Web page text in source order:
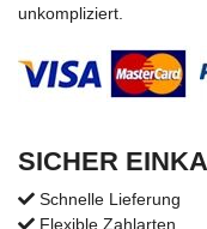
unkompliziert.
SICHER
Schnelle Lieferung
Flexible Zahlarten